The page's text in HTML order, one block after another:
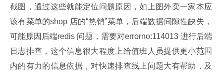
截图，通过这些就能定位问题原因，如上图外卖一家本应
该有菜单的shop 店的“热销”菜单，后端数据间隙性缺失，
可能原因后端redis 问题，需要对errorno:114013 进行后端
日志排查，这个信息很大程度上给值班人员提供更小范围
内的有力的信息依据，对快速排查线上问题大有帮助，及